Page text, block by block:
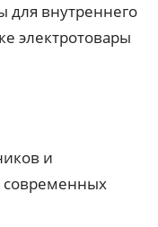
для внутреннего
электротовары
и
современных